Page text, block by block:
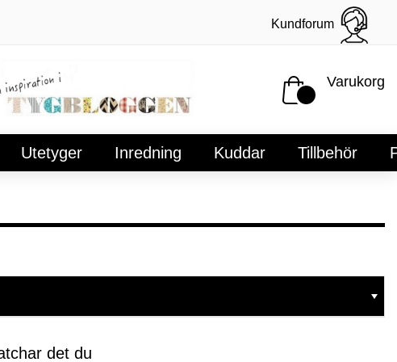
Kundforum
Varukorg
Utetyger Inredning Kuddar Tillbehör
det du